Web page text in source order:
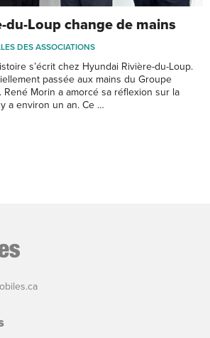
du-Loup change de mains
DES ASSOCIATIONS
s’écrit chez Hyundai Rivière-du-Loup.
passée aux mains du Groupe
René Morin a amorcé sa réflexion sur la
a environ un an. Ce …